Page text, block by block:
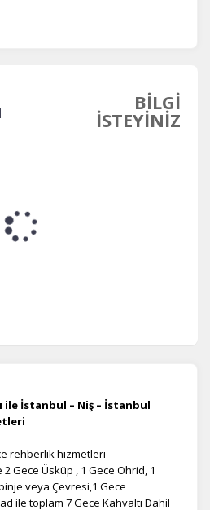
BİLGİ
İSTEYİNİZ
ile İstanbul – Niş – İstanbul
rehberlik hizmetleri
Gece Üsküp , 1 Gece Ohrid, 1
veya Çevresi,1 Gece
ile toplam 7 Gece Kahvaltı Dahil